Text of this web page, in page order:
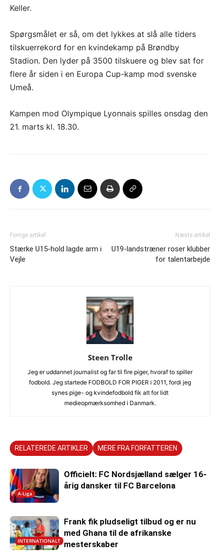
Keller.
Spørgsmålet er så, om det lykkes at slå alle tiders
tilskuerrekord for en kvindekamp på Brøndby
Stadion. Den lyder på 3500 tilskuere og blev sat for
flere år siden i en Europa Cup-kamp mod svenske
Umeå.
Kampen mod Olympique Lyonnais spilles onsdag den
21. marts kl. 18.30.
Forrige artikel
Stærke U15-hold lagde arm i
Vejle
Næste artikel
U19-landstræner roser klubber
for talentarbejde
Steen Trolle
Jeg er uddannet journalist og far til fire piger, hvoraf to spiller
fodbold. Jeg startede FODBOLD FOR PIGER i 2011, fordi jeg
synes pige- og kvindefodbold fik alt for lidt
medieopmærksomhed i Danmark.
RELATEREDE ARTIKLER MERE FRA FORFATTEREN
A-Liga
Officielt: FC Nordsjælland sælger 16-
årig dansker til FC Barcelona
INTERNATIONALT
Frank fik pludseligt tilbud og er nu
med Ghana til de afrikanske
mesterskaber